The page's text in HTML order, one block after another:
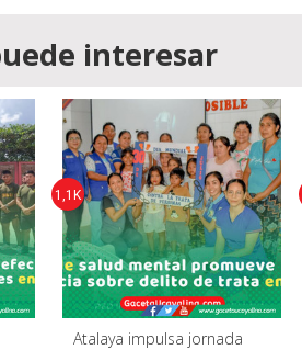
interesar
Atalaya impulsa jornada
1,1K